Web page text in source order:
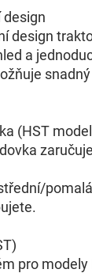
design
design
a
(HST
pro modely